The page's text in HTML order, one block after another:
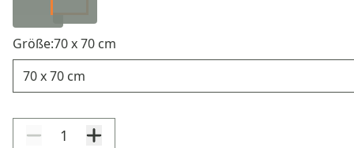
Größe:70 x 70 cm